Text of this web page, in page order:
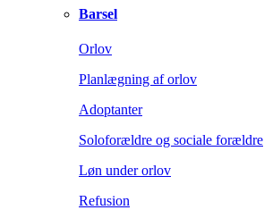
Barsel
Orlov
Planlægning af orlov
Adoptanter
Soloforældre og sociale forældre
Løn under orlov
Refusion